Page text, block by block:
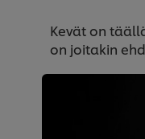
Kevät on
on joitakin